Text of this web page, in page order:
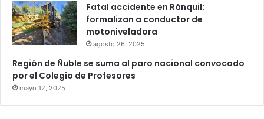
Fatal accidente en Ránquil:
formalizan a conductor de
motoniveladora
agosto 26, 2025
Región de Ñuble se suma al paro nacional convocado
por el Colegio de Profesores
mayo 12, 2025